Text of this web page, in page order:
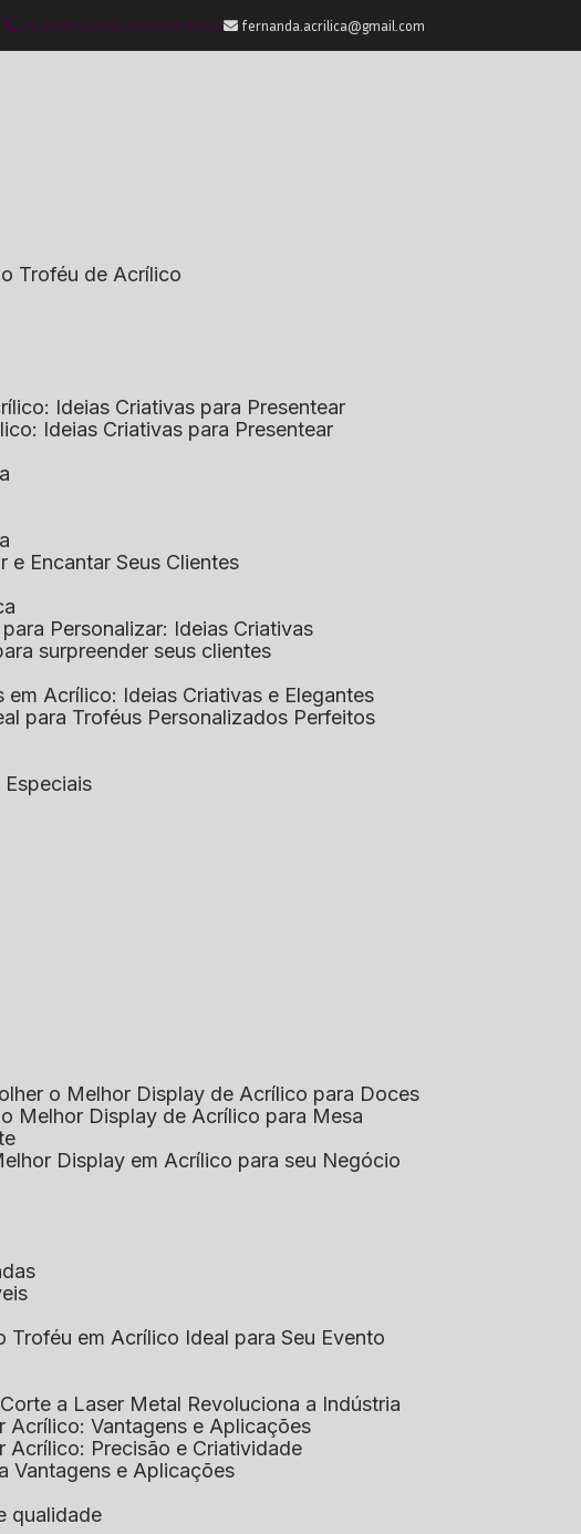
(11) 2236-2238 (11) 9759-0042 fernanda.acrilica@gmail.com
Troféu de Acrílico
Ideias Criativas para Presentear
Ideias Criativas para Presentear
e Encantar Seus Clientes
para Personalizar: Ideias Criativas
surpreender seus clientes
em Acrílico: Ideias Criativas e Elegantes
para Troféus Personalizados Perfeitos
Especiais
o Melhor Display de Acrílico para Doces
o Melhor Display de Acrílico para Mesa
Display em Acrílico para seu Negócio
Troféu em Acrílico Ideal para Seu Evento
Corte a Laser Metal Revoluciona a Indústria
Acrílico: Vantagens e Aplicações
Acrílico: Precisão e Criatividade
Vantagens e Aplicações
qualidade